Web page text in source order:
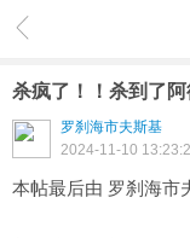
杀疯了！！杀到了
罗刹海市夫斯基
2024-11-10
本帖最后由 罗刹海市